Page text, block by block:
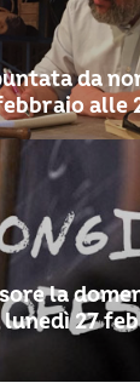
da
alle
la
27